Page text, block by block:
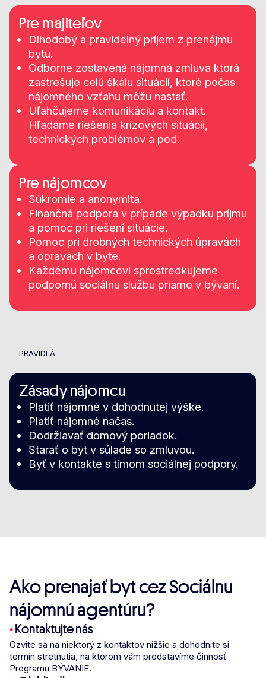
Pre majiteľov
Dlhodobý a pravidelný príjem z prenájmu
bytu.
Odborne zostavená nájomná zmluva ktorá
zastrešuje celú škálu situácií, ktoré počas
nájomného vzťahu môžu nastať.
Uľahčujeme komunikáciu a kontakt.
Hľadáme riešenia krízových situácií,
technických problémov a pod.
Pre nájomcov
Súkromie a anonymita.
Finančná podpora v prípade výpadku príjmu
a pomoc pri riešení situácie.
Pomoc pri drobných technických úpravách
a opravách v byte.
Každému nájomcovi sprostredkujeme
podpornú sociálnu službu priamo v bývaní.
PRAVIDLÁ
Zásady nájomcu
Platiť nájomné v dohodnutej výške.
Platiť nájomné načas.
Dodržiavať domový poriadok.
Starať o byt v súlade so zmluvou.
Byť v kontakte s tímom sociálnej podpory.
Ako prenajať byt cez Sociálnu
nájomnú agentúru?
•Kontaktujte nás
Ozvite sa na niektorý z kontaktov nižšie a dohodnite si
termín stretnutia, na ktorom vám predstavíme činnosť
Programu BÝVANIE.